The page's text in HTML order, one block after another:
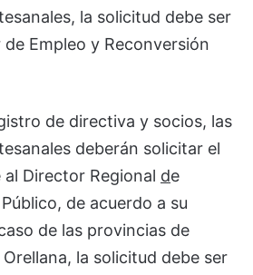
la solicitud debe ser
Empleo y Reconversión
de directiva y socios, las
deberán solicitar el
Director Regional de
de acuerdo a su
de las provincias de
la solicitud debe ser